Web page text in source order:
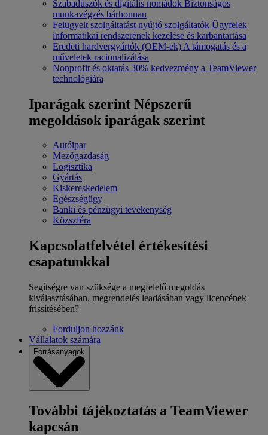
Szabadúszók és digitális nomádok Biztonságos
munkavégzés bárhonnan
Felügyelt szolgáltatást nyújtó szolgáltatók Ügyfelek
informatikai rendszerének kezelése és karbantartása
Eredeti hardvergyártók (OEM-ek) A támogatás és a
műveletek racionalizálása
Nonprofit és oktatás 30% kedvezmény a TeamViewer
technológiára
Iparágak szerint Népszerű
megoldások iparágak szerint
Autóipar
Mezőgazdaság
Logisztika
Gyártás
Kiskereskedelem
Egészségügy
Banki és pénzügyi tevékenység
Közszféra
Kapcsolatfelvétel értékesítési
csapatunkkal
Segítségre van szüksége a megfelelő megoldás
kiválasztásában, megrendelés leadásában vagy licencének
frissítésében?
Forduljon hozzánk
Vállalatok számára
Forrásanyagok
További tájékoztatás a TeamViewer
kapcsán